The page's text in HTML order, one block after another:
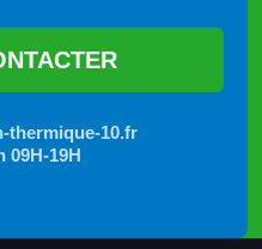
thermique-10.fr
09H-19H